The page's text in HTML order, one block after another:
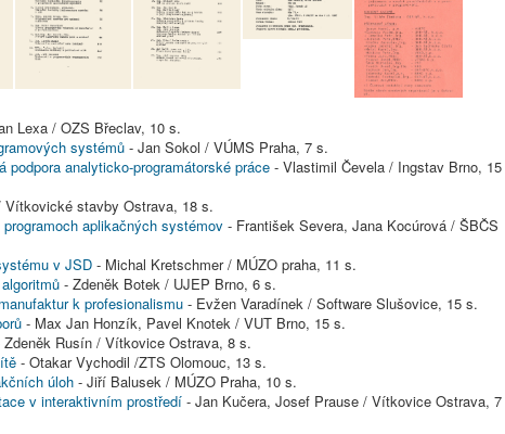
Lexa / OZS Břeclav, 10 s.
systémů - Jan Sokol / VÚMS Praha, 7 s.
analyticko-programátorské práce - Vlastimil Čevela / Ingstav Brno, 15
Vítkovické stavby Ostrava, 18 s.
aplikačných systémov - František Severa, Jana Kocúrová / ŠBČS
v JSD - Michal Kretschmer / MÚZO praha, 11 s.
- Zdeněk Botek / UJEP Brno, 6 s.
k profesionalismu - Evžen Varadínek / Software Slušovice, 15 s.
- Max Jan Honzík, Pavel Knotek / VUT Brno, 15 s.
Zdeněk Rusín / Vítkovice Ostrava, 8 s.
- Otakar Vychodil /ZTS Olomouc, 13 s.
úloh - Jiří Balusek / MÚZO Praha, 10 s.
v interaktivním prostředí - Jan Kučera, Josef Prause / Vítkovice Ostrava, 7